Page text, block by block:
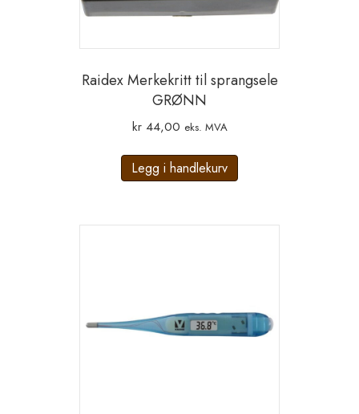
Raidex Merkekritt til sprangsele
GRØNN
kr44,00 eks. MVA
Legg i handlekurv